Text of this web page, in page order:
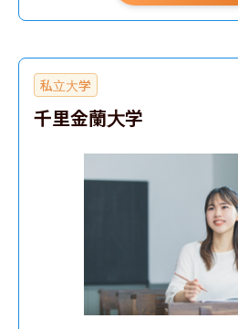
私立大学
千里金蘭大学